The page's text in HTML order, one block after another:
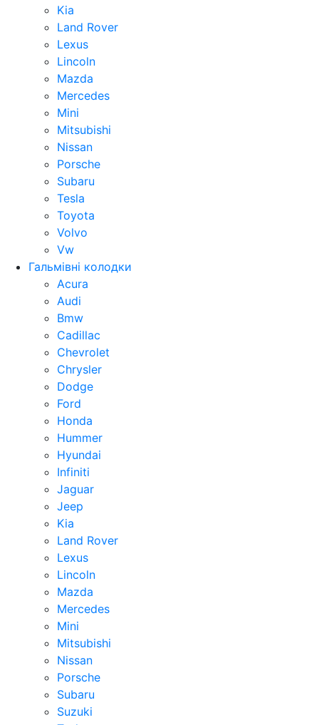
Kia
Land Rover
Lexus
Lincoln
Mazda
Mercedes
Mini
Mitsubishi
Nissan
Porsche
Subaru
Tesla
Toyota
Volvo
Vw
Гальмівні колодки
Acura
Audi
Bmw
Cadillac
Chevrolet
Chrysler
Dodge
Ford
Honda
Hummer
Hyundai
Infiniti
Jaguar
Jeep
Kia
Land Rover
Lexus
Lincoln
Mazda
Mercedes
Mini
Mitsubishi
Nissan
Porsche
Subaru
Suzuki